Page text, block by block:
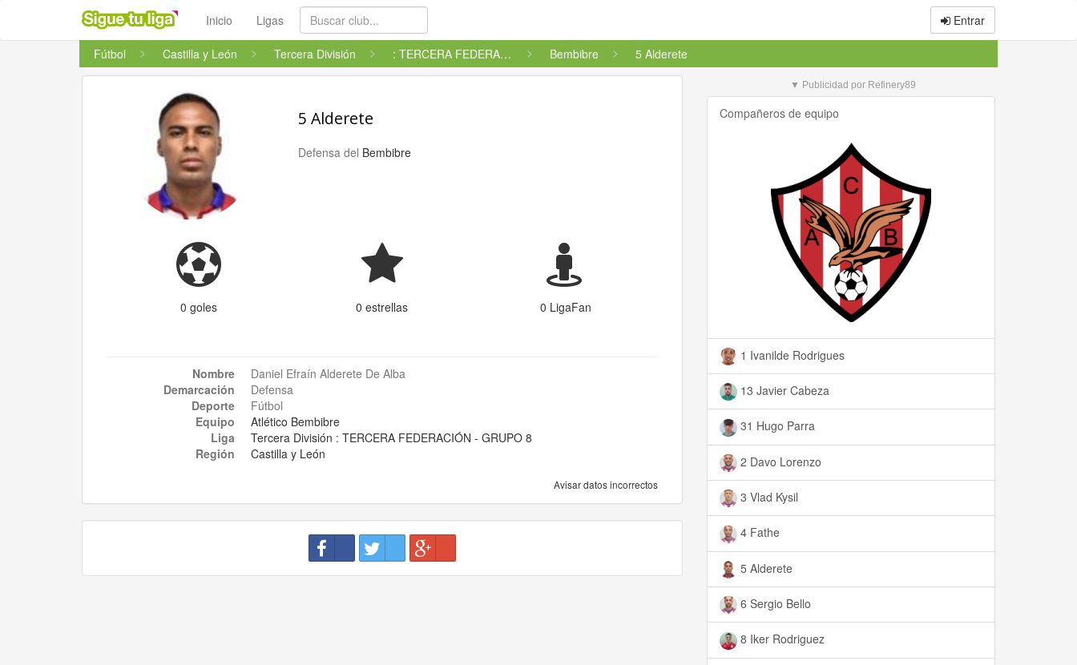
Inicio Ligas Entrar
Fútbol Castilla y León Tercera División : TERCERA FEDERACIÓN - GRUPO ... Bembibre 5 Alderete
5 Alderete
Defensa del Bembibre
0 goles 0 estrellas 0 LigaFan
Nombre
Daniel Efraín Alderete De Alba
Demarcación
Defensa
Deporte
Fútbol
Equipo
Atlético Bembibre
Liga
Tercera División : TERCERA FEDERACIÓN - GRUPO 8
Región
Castilla y León
Avisar datos incorrectos
▼ Publicidad por Refinery89
Compañeros de equipo
1 Ivanilde Rodrigues
13 Javier Cabeza
31 Hugo Parra
2 Davo Lorenzo
3 Vlad Kysil
4 Fathe
5 Alderete
6 Sergio Bello
8 Iker Rodriguez